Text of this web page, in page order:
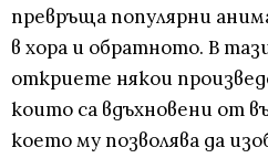
превръща популярни
в хора и обратното. В
откриете някои
които са вдъхновени от
което му позволява да